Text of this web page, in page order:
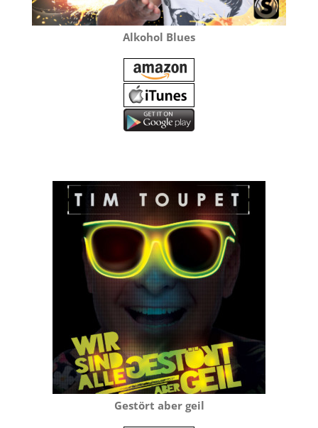
Alkohol Blues
Gestört aber geil